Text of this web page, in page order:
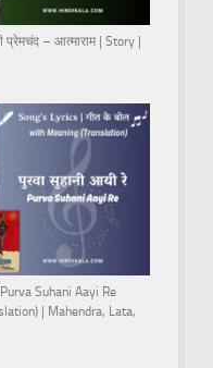
– आत्माराम | Story |
Suhani Aayi Re
| Mahendra, Lata,